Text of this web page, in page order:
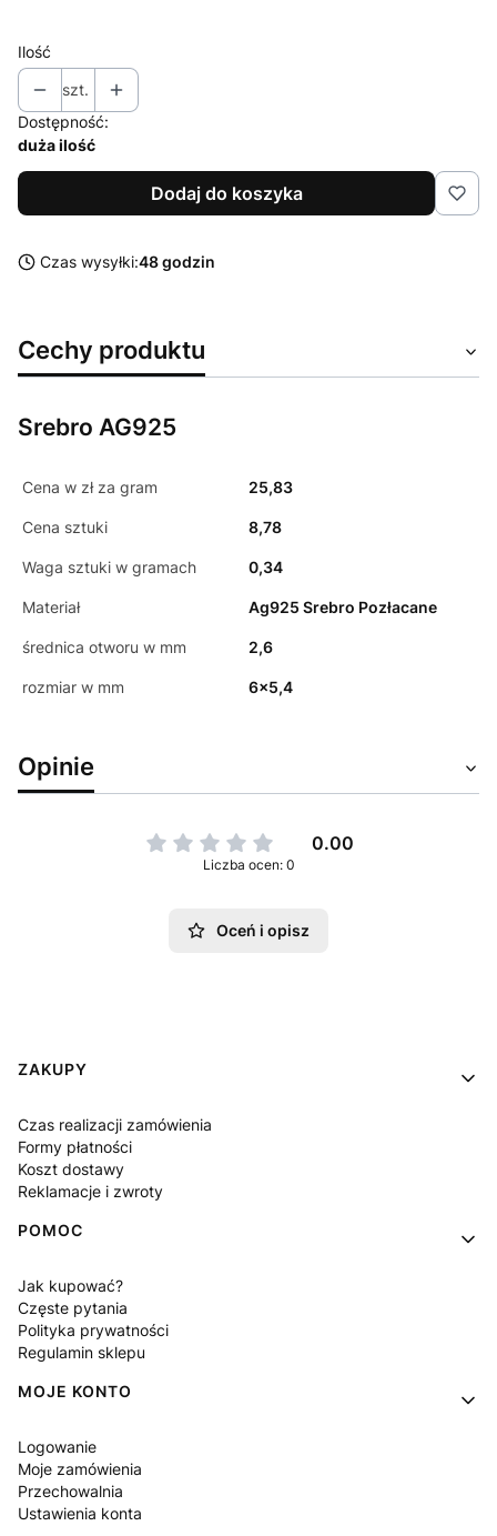
Ilość
szt.
Dostępność:
duża ilość
Dodaj do koszyka
Czas wysyłki:48 godzin
Cechy produktu
Srebro AG925
Cena w zł za gram 25,83
Cena sztuki 8,78
Waga sztuki w gramach 0,34
Materiał Ag925 Srebro Pozłacane
średnica otworu w mm 2,6
rozmiar w mm 6x5,4
Opinie
0.00
Liczba ocen: 0
Oceń i opisz
Linki w stopce
ZAKUPY
Czas realizacji zamówienia
Formy płatności
Koszt dostawy
Reklamacje i zwroty
POMOC
Jak kupować?
Częste pytania
Polityka prywatności
Regulamin sklepu
MOJE KONTO
Logowanie
Moje zamówienia
Przechowalnia
Ustawienia konta